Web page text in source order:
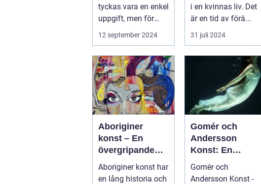
tyckas vara en enkel
uppgift, men för
många kan de...
12 september 2024
i en kvinnas liv. Det
är en tid av förä...
31 juli 2024
Aboriginer
konst – En
övergripande
översikt
Aboriginer konst har
en lång historia och
Gomér och
Andersson
Konst: En
Fördjupande
Studie
Gomér och
Andersson Konst -